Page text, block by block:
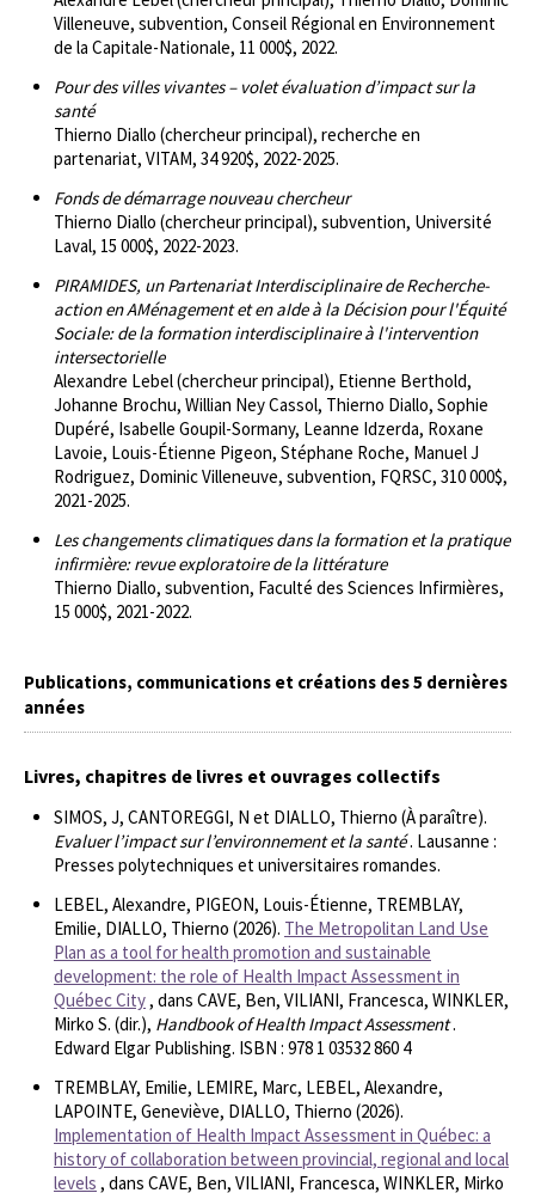
Villeneuve, subvention, Conseil Régional en Environnement
de la Capitale-Nationale, 11 000$, 2022.
Pour des villes vivantes – volet évaluation d’impact sur la
santé
Thierno Diallo (chercheur principal), recherche en
partenariat, VITAM, 34 920$, 2022-2025.
Fonds de démarrage nouveau chercheur
Thierno Diallo (chercheur principal), subvention, Université
Laval, 15 000$, 2022-2023.
PIRAMIDES, un Partenariat Interdisciplinaire de Recherche-
action en AMénagement et en aIde à la Décision pour l'Équité
Sociale: de la formation interdisciplinaire à l'intervention
intersectorielle
Alexandre Lebel (chercheur principal), Etienne Berthold,
Johanne Brochu, Willian Ney Cassol, Thierno Diallo, Sophie
Dupéré, Isabelle Goupil-Sormany, Leanne Idzerda, Roxane
Lavoie, Louis-Étienne Pigeon, Stéphane Roche, Manuel J
Rodriguez, Dominic Villeneuve, subvention, FQRSC, 310 000$,
2021-2025.
Les changements climatiques dans la formation et la pratique
infirmière: revue exploratoire de la littérature
Thierno Diallo, subvention, Faculté des Sciences Infirmières,
15 000$, 2021-2022.
Publications, communications et créations des 5 dernières
années
Livres, chapitres de livres et ouvrages collectifs
SIMOS, J, CANTOREGGI, N et DIALLO, Thierno (À paraître).
Evaluer l’impact sur l’environnement et la santé. Lausanne :
Presses polytechniques et universitaires romandes.
LEBEL, Alexandre, PIGEON, Louis-Étienne, TREMBLAY,
Emilie, DIALLO, Thierno (2026). The Metropolitan Land Use
Plan as a tool for health promotion and sustainable
development: the role of Health Impact Assessment in
Québec City, dans CAVE, Ben, VILIANI, Francesca, WINKLER,
Mirko S. (dir.), Handbook of Health Impact Assessment.
Edward Elgar Publishing. ISBN : 978 1 03532 860 4
TREMBLAY, Emilie, LEMIRE, Marc, LEBEL, Alexandre,
LAPOINTE, Geneviève, DIALLO, Thierno (2026).
Implementation of Health Impact Assessment in Québec: a
history of collaboration between provincial, regional and local
levels , dans CAVE, Ben, VILIANI, Francesca, WINKLER, Mirko